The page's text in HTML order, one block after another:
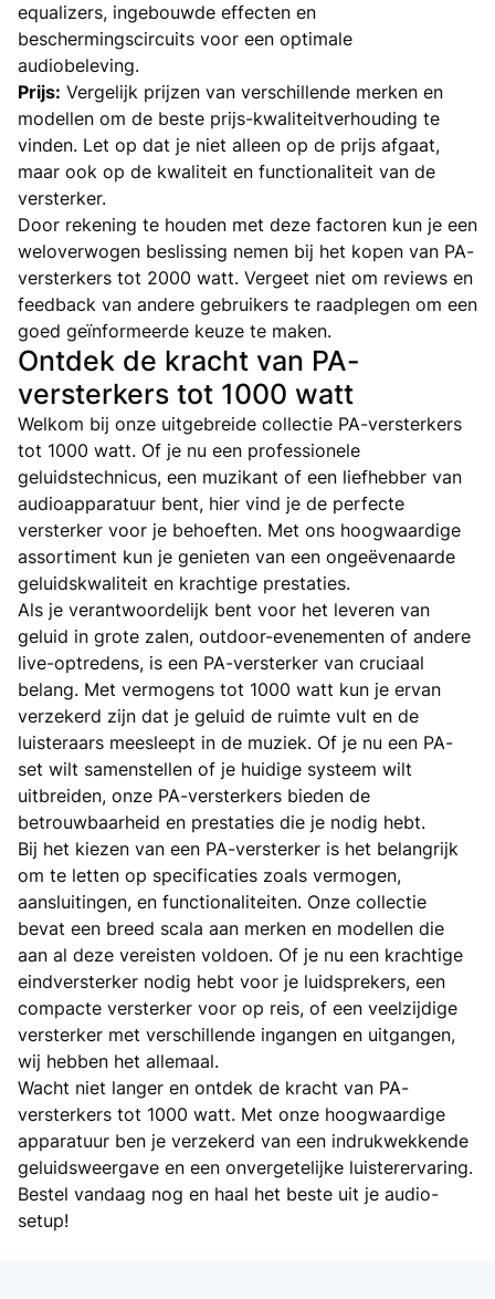
equalizers, ingebouwde effecten en
beschermingscircuits voor een optimale
audiobeleving.
Prijs: Vergelijk prijzen van verschillende merken en
modellen om de beste prijs-kwaliteitverhouding te
vinden. Let op dat je niet alleen op de prijs afgaat,
maar ook op de kwaliteit en functionaliteit van de
versterker.
Door rekening te houden met deze factoren kun je een
weloverwogen beslissing nemen bij het kopen van PA-
versterkers tot 2000 watt. Vergeet niet om reviews en
feedback van andere gebruikers te raadplegen om een
goed geïnformeerde keuze te maken.
Ontdek de kracht van PA-
versterkers tot 1000 watt
Welkom bij onze uitgebreide collectie PA-versterkers
tot 1000 watt. Of je nu een professionele
geluidstechnicus, een muzikant of een liefhebber van
audioapparatuur bent, hier vind je de perfecte
versterker voor je behoeften. Met ons hoogwaardige
assortiment kun je genieten van een ongeëvenaarde
geluidskwaliteit en krachtige prestaties.
Als je verantwoordelijk bent voor het leveren van
geluid in grote zalen, outdoor-evenementen of andere
live-optredens, is een PA-versterker van cruciaal
belang. Met vermogens tot 1000 watt kun je ervan
verzekerd zijn dat je geluid de ruimte vult en de
luisteraars meesleept in de muziek. Of je nu een PA-
set wilt samenstellen of je huidige systeem wilt
uitbreiden, onze PA-versterkers bieden de
betrouwbaarheid en prestaties die je nodig hebt.
Bij het kiezen van een PA-versterker is het belangrijk
om te letten op specificaties zoals vermogen,
aansluitingen, en functionaliteiten. Onze collectie
bevat een breed scala aan merken en modellen die
aan al deze vereisten voldoen. Of je nu een krachtige
eindversterker nodig hebt voor je luidsprekers, een
compacte versterker voor op reis, of een veelzijdige
versterker met verschillende ingangen en uitgangen,
wij hebben het allemaal.
Wacht niet langer en ontdek de kracht van PA-
versterkers tot 1000 watt. Met onze hoogwaardige
apparatuur ben je verzekerd van een indrukwekkende
geluidsweergave en een onvergetelijke luisterervaring.
Bestel vandaag nog en haal het beste uit je audio-
setup!